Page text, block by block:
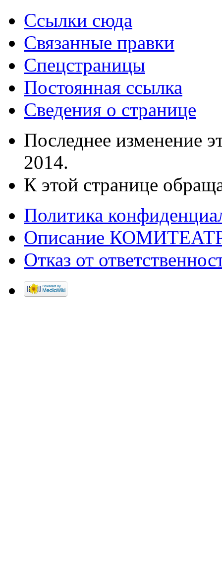
Ссылки сюда
Связанные правки
Спецстраницы
Постоянная ссылка
Сведения о странице
Последнее изменение
2014.
К этой странице
Политика
Описание
Отказ от